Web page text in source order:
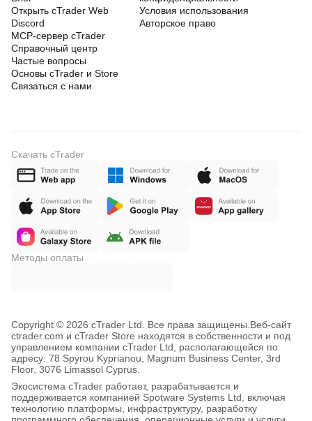
Открыть cTrader Web
Discord
MCP-сервер cTrader
Справочный центр
Частые вопросы
Основы cTrader и Store
Связаться с нами
Условия использования
Авторское право
Скачать cTrader
Методы оплаты
Copyright © 2026 cTrader Ltd. Все права защищены. Веб-сайт
ctrader.com и cTrader Store находятся в собственности и под
управлением компании cTrader Ltd, располагающейся по
адресу: 78 Spyrou Kyprianou, Magnum Business Center, 3rd
Floor, 3076 Limassol Cyprus.
Экосистема cTrader работает, разрабатывается и
поддерживается компанией Spotware Systems Ltd, включая
технологию платформы, инфраструктуру, разработку